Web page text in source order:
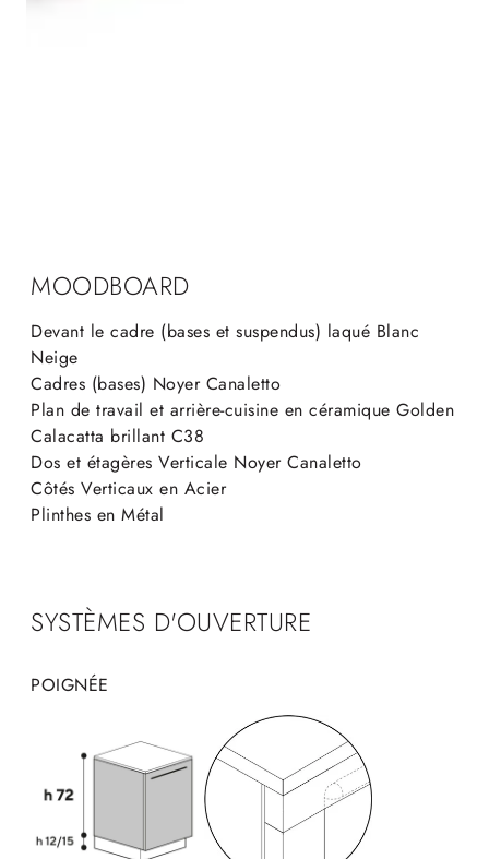
MOODBOARD
Devant le cadre (bases et suspendus) laqué Blanc
Neige
Cadres (bases) Noyer Canaletto
Plan de travail et arrière-cuisine en céramique Golden
Calacatta brillant C38
Dos et étagères Verticale Noyer Canaletto
Côtés Verticaux en Acier
Plinthes en Métal
SYSTÈMES D'OUVERTURE
POIGNÉE